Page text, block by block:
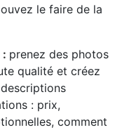
le faire de la
prenez des photos
qualité et créez
: prix,
comment